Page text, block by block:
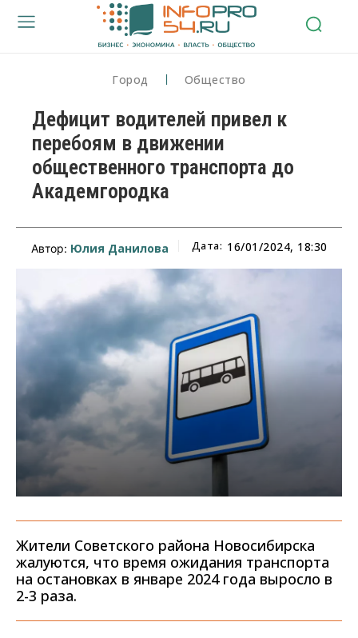
Город Общество
Дефицит водителей привел к
перебоям в движении
общественного транспорта до
Академгородка
Автор: Юлия Данилова Дата: 16/01/2024, 18:30
Жители Советского района Новосибирска
жалуются, что время ожидания транспорта
на остановках в январе 2024 года выросло в
2-3 раза.